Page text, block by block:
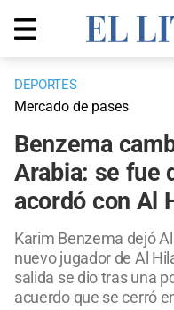
DEPORTES
Mercado de pases
Benzema
Arabia: se fue
acordó con Al
Karim Benzema dejó
nuevo jugador de Al
salida se dio tras una
acuerdo que se cerró